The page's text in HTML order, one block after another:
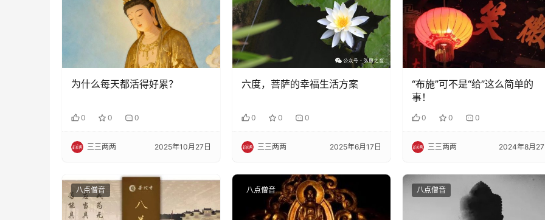
为什么每天都活得好累？
0 0 0
三三两两 2025年10月27日
六度，菩萨的幸福生活方案
0 0 0
三三两两 2025年6月17日
“布施”可不是“给”这么简单的
事！
0 0 0
三三两两 2024年8月
八点僧音 八点僧音 八点僧音